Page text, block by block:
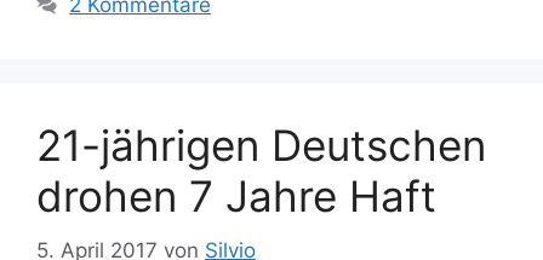
e
i
n
w
r
t
2 Kommentare
21-jährigen Deutschen
drohen 7 Jahre Haft
5. April 2017 von Silvio